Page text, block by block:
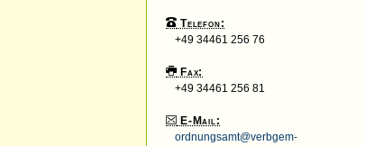
Telefon:
+49 34461 256 76
Fax:
+49 34461 256 81
E-Mail:
ordnungsamt@verbgem-